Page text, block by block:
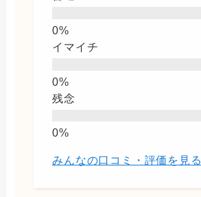
イマイチ
残念
みんなの口コミ・評価を見る